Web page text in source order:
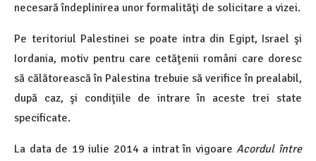
necesară îndeplinirea unor formalităţi de solicitare a vizei.
Pe teritoriul Palestinei se poate intra din Egipt, Israel şi
Iordania, motiv pentru care cetăţenii români care doresc
să călătorească în Palestina trebuie să verifice în prealabil,
după caz, şi condiţiile de intrare în aceste trei state
specificate.
La data de 19 iulie 2014 a intrat în vigoareAcordul între